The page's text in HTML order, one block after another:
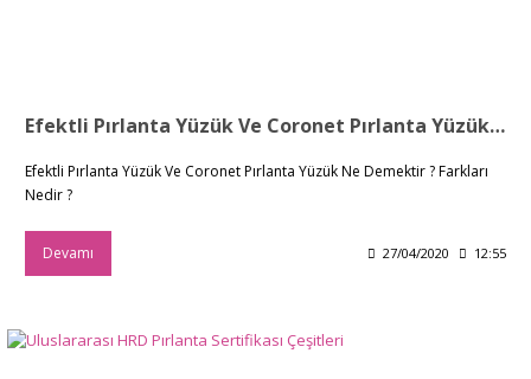
Efektli Pırlanta Yüzük Ve Coronet Pırlanta Yüzük Ne Demektir ? Farkları Nedir ?
Efektli Pırlanta Yüzük Ve Coronet Pırlanta Yüzük Ne Demektir ? Farkları
Nedir ?
Devamı 27/04/2020 12:55